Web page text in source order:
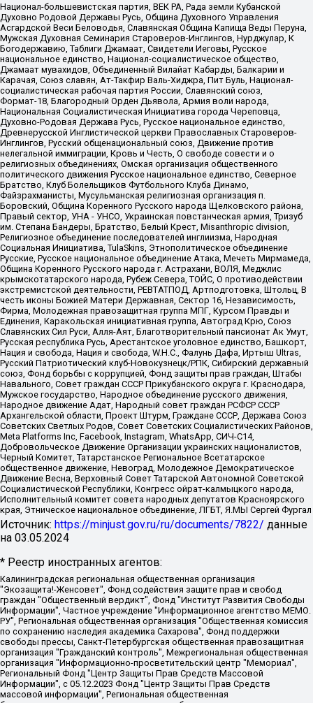
Национал-большевистская партия, ВЕК РА, Рада земли Кубанской
Духовно Родовой Державы Русь, Община Духовного Управления
Асгардской Веси Беловодья, Славянская Община Капища Веды Перуна,
Мужская Духовная Семинария Староверов-Инглингов, Нурджулар, К
Богодержавию, Таблиги Джамаат, Свидетели Иеговы, Русское
национальное единство, Национал-социалистическое общество,
Джамаат мувахидов, Объединенный Вилайат Кабарды, Балкарии и
Карачая, Союз славян, Ат-Такфир Валь-Хиджра, Пит Буль, Национал-
социалистическая рабочая партия России, Славянский союз,
Формат-18, Благородный Орден Дьявола, Армия воли народа,
Национальная Социалистическая Инициатива города Череповца,
Духовно-Родовая Держава Русь, Русское национальное единство,
Древнерусской Инглистической церкви Православных Староверов-
Инглингов, Русский общенациональный союз, Движение против
нелегальной иммиграции, Кровь и Честь, О свободе совести и о
религиозных объединениях, Омская организация общественного
политического движения Русское национальное единство, Северное
Братство, Клуб Болельщиков Футбольного Клуба Динамо,
Файзрахманисты, Мусульманская религиозная организация п.
Боровский, Община Коренного Русского народа Щелковского района,
Правый сектор, УНА - УНСО, Украинская повстанческая армия, Тризуб
им. Степана Бандеры, Братство, Белый Крест, Misanthropic division,
Религиозное объединение последователей инглиизма, Народная
Социальная Инициатива, TulaSkins, Этнополитическое объединение
Русские, Русское национальное объединение Атака, Мечеть Мирмамеда,
Община Коренного Русского народа г. Астрахани, ВОЛЯ, Меджлис
крымскотатарского народа, Рубеж Севера, ТОЙС, О противодействии
экстремистской деятельности, РЕВТАТПОД, Артподготовка, Штольц, В
честь иконы Божией Матери Державная, Сектор 16, Независимость,
Фирма, Молодежная правозащитная группа МПГ, Курсом Правды и
Единения, Каракольская инициативная группа, Автоград Крю, Союз
Славянских Сил Руси, Алля-Аят, Благотворительный пансионат Ак Умут,
Русская республика Русь, Арестантское уголовное единство, Башкорт,
Нация и свобода, Нация и свобода, W.H.С., Фалунь Дафа, Иртыш Ultras,
Русский Патриотический клуб-Новокузнецк/РПК, Сибирский державный
союз, Фонд борьбы с коррупцией, Фонд защиты прав граждан, Штабы
Навального, Совет граждан СССР Прикубанского округа г. Краснодара,
Мужское государство, Народное объединение русского движения,
Народное движение Адат, Народный совет граждан РСФСР СССР
Архангельской области, Проект Штурм, Граждане СССР, Держава Союз
Советских Светлых Родов, Совет Советских Социалистических Районов,
Meta Platforms Inc, Facebook, Instagram, WhatsApp, СИЧ-С14,
Добровольческое Движение Организации украинских националистов,
Черный Комитет, Татарстанское Региональное Всетатарское
общественное движение, Невоград, Молодежное Демократическое
Движение Весна, Верховный Совет Татарской Автономной Советской
Социалистической Республики, Конгресс ойрат-калмыцкого народа,
Исполнительный комитет совета народных депутатов Красноярского
края, Этническое национальное объединение, ЛГБТ, Я.МЫ Сергей Фургал
Источник: https://minjust.gov.ru/ru/documents/7822/ данные
на 03.05.2024
* Реестр иностранных агентов:
Калининградская региональная общественная организация "Экозащита!-Женсовет", Фонд содействия защите прав и свобод граждан "Общественный вердикт", Фонд "Институт Развития Свободы Информации", Частное учреждение "Информационное агентство МЕМО. РУ", Региональная общественная организация "Общественная комиссия по сохранению наследия академика Сахарова", Фонд поддержки свободы прессы, Санкт-Петербургская общественная правозащитная организация "Гражданский контроль", Межрегиональная общественная организация "Информационно-просветительский центр "Мемориал", Региональный Фонд "Центр Защиты Прав Средств Массовой Информации", с 05.12.2023 Фонд "Центр Защиты Прав Средств массовой информации", Региональная общественная благотворительная организация помощи беженцам и мигрантам "Гражданское содействие", Негосударственное образовательное учреждение дополнительного профессионального образования (повышение квалификации) специалистов "АКАДЕМИЯ ПО ПРАВАМ ЧЕЛОВЕКА", Свердловская региональная общественная организация "Сутяжник", Автономная некоммерческая организация "Центр независимых социологических исследований", Союз общественных объединений "Российский исследовательский центр по правам человека", Региональное общественное учреждение научно-информационный центр "МЕМОРИАЛ", Некоммерческая организация "Фонд защиты гласности", Автономная некоммерческая организация "Институт прав человека", Городская общественная организация "Екатеринбургское общество "МЕМОРИАЛ", Городская общественная организация "Рязанское историко-просветительское и правозащитное общество "Мемориал" (Рязанский Мемориал), Челябинский региональный орган общественной самодеятельности – женское общественное объединение "Женщины Евразии", Челябинский региональный орган общественной самодеятельности "Уральская правозащитная группа", Фонд содействия защите здоровья и социальной справедливости имени Андрея Рылькова, Автономная Некоммерческая Организация "Аналитический Центр Юрия Левады", Автономная некоммерческая организация социальной поддержки населения "Проект Апрель", Региональная общественная организация помощи женщинам и детям, находящимся в кризисной ситуации "Информационно-методический центр "Анна", Фонд содействия развитию массовых коммуникаций и правовому просвещению "Так-так-Так", Фонд содействия устойчивому развитию "Серебряная тайга", Свердловский региональный общественный фонд социальных проектов "Новое время", "Idel.Реалии", Кавказ.Реалии, Крым.Реалии, Телеканал Настоящее Время, Татаро-башкирская служба Радио Свобода (Azatliq Radiosi), Радио Свободная Европа/Радио Свобода (PCE/PC), "Сибирь.Реалии", "Фактограф", Благотворительный фонд помощи осужденным и их семьям, Автономная некоммерческая организация "Институт глобализации и социальных движений", Фонд "В защиту прав заключенных", Частное учреждение "Центр поддержки и содействия развитию средств массовой информации", Пензенский региональный общественный благотворительный фонд "Гражданский союз", "Север.Реалии", Некоммерческая организация Фонд "Правовая инициатива", Общество с ограниченной ответственностью "Радио Свободная Европа/Радио Свобода", Чешское информационное агентство "MEDIUM-ORIENT", Красноярская региональная общественная организация "Мы против СПИДа", Камалягин Денис Николаевич, Маркелов Сергей Евгеньевич, Пономарев Лев Александрович, Савицкая Людмила Алексеевна, Автономная некоммерческая организация "Центр по работе с проблемой насилия "НАСИЛИЮ.НЕТ", Межрегиональный профессиональный союз работников здравоохранения "Альянс врачей", Юридическое лицо, зарегистрированное в Латвийской Республике, SIA "Medusa Project" (регистрационный номер 40103797863, дата регистрации 10.06.2014), Некоммерческая организация "Фонд по борьбе с коррупцией", Автономная некоммерческая организация "Институт права и публичной политики", Баданин Роман Сергеевич, Гликин Максим Александрович, Железнова Мария Михайловна, Лукьянова Юлия Сергеевна, Маетная Елизавета Витальевна, Маняхин Петр Борисович, Чуракова Ольга Владимировна, Ярош Юлия Петровна, Юридическое лицо "The Insider SIA", зарегистрированное в Риге, Латвийская Республика (дата регистрации 26.06.2015), являющееся администратором доменного имени интернет-издания "The Insider SIA", https://theins.ru, Постернак Алексей Евгеньевич, Рубин Михаил Аркадьевич, Анин Роман Александрович, Юридическое лицо Istories fonds, зарегистрированное в Латвийской Республике (регистрационный номер 50008295751, дата регистрации 24.02.2020), Великовский Дмитрий Александрович, Долинина Ирина Николаевна, Мароховская Алеся Алексеевна, Шлейнов Роман Юрьевич, Шмагун Олеся Валентиновна, Общество с ограниченной ответственностью "Альтаир 2021", Общество с ограниченной ответственностью "Вега 2021", Общество с ограниченной ответственностью "Главный редактор 2021", Общество с ограниченной ответственностью "Ромашки монолит", Важенков Артем Валерьевич, Ивановская областная общественная организация "Центр гендерных исследований", Гурман Юрий Альбертович, Медиапроект "ОВД-Инфо", Егоров Владимир Владимирович, Жилинский Владимир Александрович, Общество с ограниченной ответственностью "ЗП", Иванова София Юрьевна, Карезина Инна Павловна, Кильтау Екатерина Викторовна, Петров Алексей Викторович, Пискунов Сергей Евгеньевич, Смирнов Сергей Сергеевич, Тихонов Михаил Сергеевич, Общество с ограниченной ответственностью "ЖУРНАЛИСТ-ИНОСТРАННЫЙ АГЕНТ", Арапова Галина Юрьевна, Вольтская Татьяна Анатольевна, Американская компания "Mason G.E.S. Anonymous Foundation" (США), являющаяся владельцем интернет-издания https://mnews.world/, Компания "Stichting Bellingcat", зарегистрированная в Нидерландах (дата регистрации 11.07.2018), Захаров Андрей Вячеславович, Клепиковская Екатерина Дмитриевна, Общество с ограниченной ответственностью "МЕМО", Перл Роман Александрович, Симонов Евгений Алексеевич, Соловьева Елена Анатольевна, Сотников Даниил Владимирович, Сурначева Елизавета Дмитриевна, Автономная некоммерческая организация по защите прав человека и информированию населения "Якутия – Наше Мнение", Общество с ограниченной ответственностью "Москоу диджитал медиа", с 26.01.2023 Общество с ограниченной ответственностью "Чайка Белые сады", Ветошкина Валерия Валерьевна, Заговора Максим Александрович, Межрегиональное общественное движение "Российская ЛГБТ - сеть", Оленичев Максим Владимирович, Павлов Иван Юрьевич, Скворцова Елена Сергеевна, Общество с ограниченной ответственностью "Как бы инагент", Кочетков Игорь Викторович, Общество с ограниченной ответственностью "Честные выборы", Еланчик Олег Александрович, Общество с ограниченной ответственностью "Нобелевский призыв", Гималова Регина Эмилевна, Григорьев Андрей Валерьевич, Григорьева Алина Александровна, Ассоциация по содействию защите прав призывников, альтернативнослужащих и военнослужащих "Правозащитная группа "Гражданин.Армия.Право", Хисамова Регина Фаритовна, Автономная некоммерческая организация по реализации социально-правовых программ "Лилит", Дальневосточное общественное движение "Маяк", Санкт-Петербургская ЛГБТ-инициативная группа "Выход", Инициативная группа ЛГБТ+ "Реверс", Алексеев Андрей Викторович, Бекбулатова Таисия Львовна, Беляев Иван Михайлович, Владыкина Елена Сергеевна, Гельман Марат Александрович, Никульшина Вероника Юрьевна, Толоконникова Надежда Андреевна, Шендерович Виктор Анатольевич, Общество с ограниченной ответственностью "Данное сообщение", Общество с ограниченной ответственностью Издательский дом "Новая глава", Айнбиндер Александра Александровна, Московский комьюнити-центр для ЛГБТ+инициатив, Благотворительный фонд развития филантропии, Deutsche Welle (Германия, Kurt-Schumacher-Strasse 3, 53113 Bonn), Борзунова Мария Михайловна, Воробьев Виктор Викторович, Голубева Анна Львовна, Константинова Алла Михайловна, Малкова Ирина Владимировна, Мурадов Мурад Абдулгалимович, Осетинская Елизавета Николаевна, Понасенков Евгений Николаевич, Ганапольский Матвей Юрьевич, Киселев Евгений Алексеевич, Борухович Ирина Григорьевна, Дремин Иван Тимофеевич, Дубровский Дмитрий Викторович, Красноярская региональная общественная организация поддержки и развития альтернативных образовательных технологий и межкультурных коммуникаций "ИНТЕРРА", Маяковская Екатерина Алексеевна, Фейгин Марк Захарович, Филимонов Андрей Викторович, Дзугкоева Регина Николаевна, Доброхотов Роман Александрович, Дудь Юрий Александрович, Елкин Сергей Владимирович, Кругликов Кирилл Игоревич, Сабунаева Мария Леонидовна, Семенов Алексей Владимирович, Шаинян Карен Багратович, Шульман Екатерина Михайловна, Асафьев Артур Валерьевич, Вахштайн Виктор Семенович, Венедиктов Алексей Алексеевич, Лушникова Екатерина Евгеньевна, Волков Леонид Михайлович, Невзоров Александр Глебович, Пархоменко Сергей Борисович, Сироткин Ярослав Николаевич, Кара-Мурза Владимир Владимирович, Баранова Наталья Владимировна, Гозман Леонид Яковлевич, Кагарлицкий Борис Юльевич, Климарев Михаил Валерьевич, Милов Владимир Станиславович, Автономная некоммерческая организация Краснодарский центр современного искусства "Типография", Моргенштерн Алишер Тагирович, Соболь Любовь Эдуардовна, Общество с ограниченной ответственностью "ЛИЗА НОРМ", Каспаров Гарри Кимович, Ходорковский Михаил Борисович, Общество с ограниченной ответственностью "Апрельские тезисы", Данилович Ирина Брониславовна, Кашин Олег Владимирович, Петров Николай Владимирович, Пивоваров Алексей Владимирович, Соколов Михаил Владимирович, Цветкова Юлия Владимировна, Чичваркин Евгений Александрович, Комитет против пыток/Команда против пыток, Общество с ограниченной ответственностью "Первый научный", Общество с ограниченной ответственностью "Вертолет и ко", Белоцерковская Вероника Борисовна, Кац Максим Евгеньевич, Лазарева Татьяна Юрьевна, Шаведдинов Руслан Табризович, Яшин Илья Валерьевич, Общество с ограниченной ответственностью "Иноагент ААВ", Алешковский Дмитрий Петрович, Альбац Евгения Марковна, Быков Дмитрий Львович, Галямина Юлия Евгеньевна, Лойко Сергей Леонидович, Мартынов Кирилл Константинович, Медведев Сергей Александрович, Крашенинников Федор Геннадиевич, Гордеева Катерина Вл